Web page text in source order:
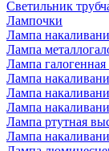
Светильник
Лампочки
Лампа
Лампа
Лампа галогенная
Лампа
Лампа
Лампа
Лампа ртутная
Лампа